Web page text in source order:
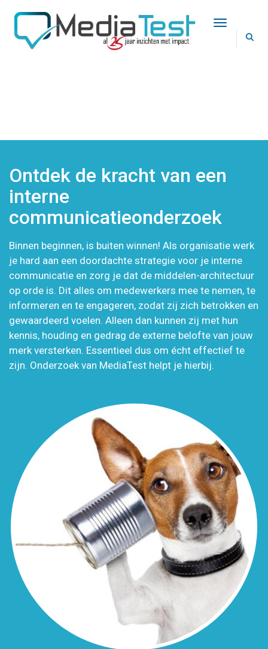
Toggle
Ontdek de kracht van een
interne
communicatieonderzoek
Binnen beginnen, is buiten winnen! Als organisatie werk
je hard aan een doordachte strategie voor je interne
communicatie en zorg je dat de middelen-architectuur
op orde is. Dit alles om medewerkers mee te nemen, te
informeren en te engageren, zodat zij zich betrokken en
gewaardeerd voelen. Alleen dan kunnen zij met hun
kennis, houding en gedrag de externe belofte van jouw
merk versterken. Essentieel dus om écht effectief te
zijn. Onderzoek van MediaTest helpt je hierbij.